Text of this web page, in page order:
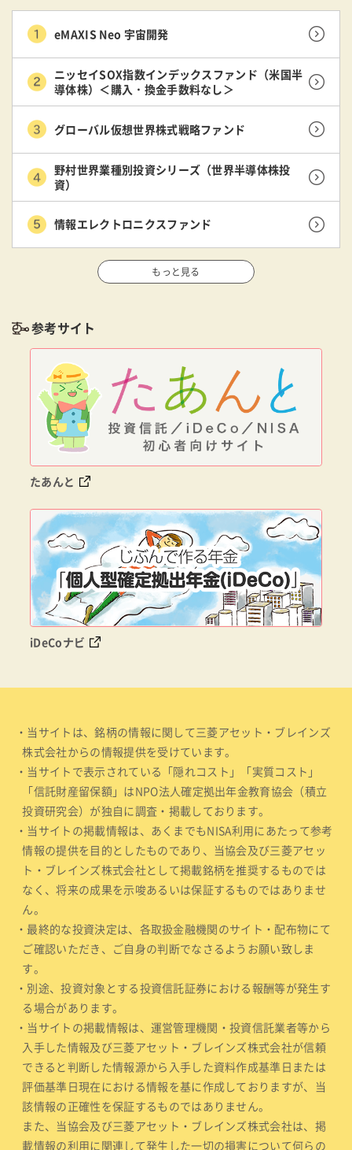
eMAXIS Neo 宇宙開発
ニッセイSOX指数インデックスファンド（米国半
導体株）＜購入・換金手数料なし＞
グローバル仮想世界株式戦略ファンド
野村世界業種別投資シリーズ（世界半導体株投
資）
情報エレクトロニクスファンド
もっと見る
参考サイト
たあんと
iDeCoナビ
・当サイトは、銘柄の情報に関して三菱アセット・ブレインズ
株式会社からの情報提供を受けています。
・当サイトで表示されている「隠れコスト」「実質コスト」
「信託財産留保額」はNPO法人確定拠出年金教育協会（積立
投資研究会）が独自に調査・掲載しております。
・当サイトの掲載情報は、あくまでもNISA利用にあたって参考
情報の提供を目的としたものであり、当協会及び三菱アセッ
ト・ブレインズ株式会社として掲載銘柄を推奨するものでは
なく、将来の成果を示唆あるいは保証するものではありませ
ん。
・最終的な投資決定は、各取扱金融機関のサイト・配布物にて
ご確認いただき、ご自身の判断でなさるようお願い致しま
す。
・別途、投資対象とする投資信託証券における報酬等が発生す
る場合があります。
・当サイトの掲載情報は、運営管理機関・投資信託業者等から
入手した情報及び三菱アセット・ブレインズ株式会社が信頼
できると判断した情報源から入手した資料作成基準日または
評価基準日現在における情報を基に作成しておりますが、当
該情報の正確性を保証するものではありません。
また、当協会及び三菱アセット・ブレインズ株式会社は、掲
載情報の利用に関連して発生した一切の損害について何らの